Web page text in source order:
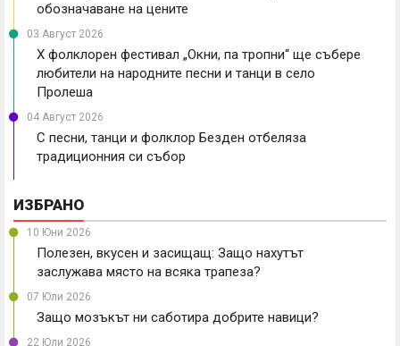
обозначаване на цените
03 Август 2026
X фолклорен фестивал „Окни, па тропни“ ще събере
любители на народните песни и танци в село
Пролеша
04 Август 2026
С песни, танци и фолклор Безден отбеляза
традиционния си събор
ИЗБРАНО
10 Юни 2026
Полезен, вкусен и засищащ: Защо нахутът
заслужава място на всяка трапеза?
07 Юли 2026
Защо мозъкът ни саботира добрите навици?
22 Юли 2026